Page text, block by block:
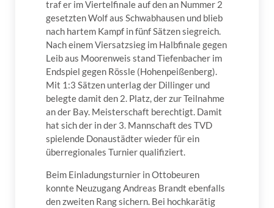
traf er im Viertelfinale auf den an Nummer 2
gesetzten Wolf aus Schwabhausen und blieb
nach hartem Kampf in fünf Sätzen siegreich.
Nach einem Viersatzsieg im Halbfinale gegen
Leib aus Moorenweis stand Tiefenbacher im
Endspiel gegen Rössle (Hohenpeißenberg).
Mit 1:3 Sätzen unterlag der Dillinger und
belegte damit den 2. Platz, der zur Teilnahme
an der Bay. Meisterschaft berechtigt. Damit
hat sich der in der 3. Mannschaft des TVD
spielende Donaustädter wieder für ein
überregionales Turnier qualifiziert.
Beim Einladungsturnier in Ottobeuren
konnte Neuzugang Andreas Brandt ebenfalls
den zweiten Rang sichern. Bei hochkarätig